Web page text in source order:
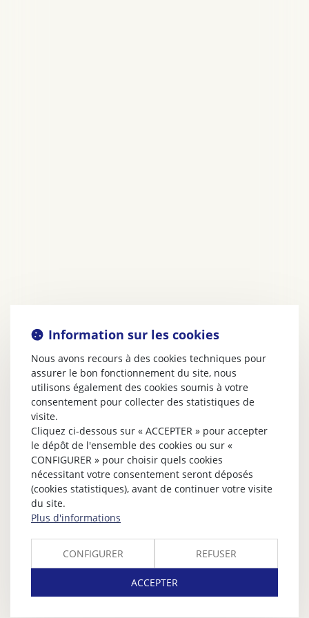
Information sur les cookies
Nous avons recours à des cookies techniques pour
assurer le bon fonctionnement du site, nous
utilisons également des cookies soumis à votre
consentement pour collecter des statistiques de
visite.
Cliquez ci-dessous sur « ACCEPTER » pour accepter
le dépôt de l'ensemble des cookies ou sur «
CONFIGURER » pour choisir quels cookies
nécessitant votre consentement seront déposés
(cookies statistiques), avant de continuer votre visite
du site.
Plus d'informations
CONFIGURER REFUSER
ACCEPTER